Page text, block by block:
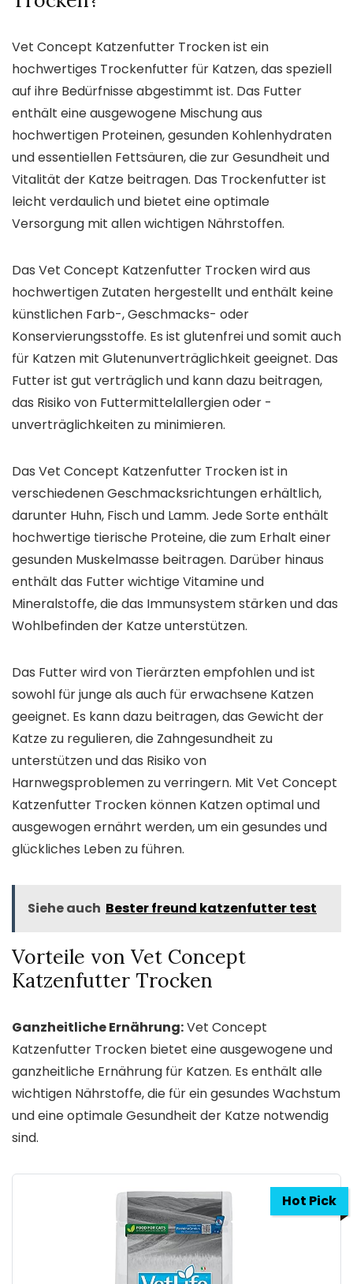
Vet Concept Katzenfutter Trocken ist ein
hochwertiges Trockenfutter für Katzen, das speziell
auf ihre Bedürfnisse abgestimmt ist. Das Futter
enthält eine ausgewogene Mischung aus
hochwertigen Proteinen, gesunden Kohlenhydraten
und essentiellen Fettsäuren, die zur Gesundheit und
Vitalität der Katze beitragen. Das Trockenfutter ist
leicht verdaulich und bietet eine optimale
Versorgung mit allen wichtigen Nährstoffen.
Das Vet Concept Katzenfutter Trocken wird aus
hochwertigen Zutaten hergestellt und enthält keine
künstlichen Farb-, Geschmacks- oder
Konservierungsstoffe. Es ist glutenfrei und somit auch
für Katzen mit Glutenunverträglichkeit geeignet. Das
Futter ist gut verträglich und kann dazu beitragen,
das Risiko von Futtermittelallergien oder -
unverträglichkeiten zu minimieren.
Das Vet Concept Katzenfutter Trocken ist in
verschiedenen Geschmacksrichtungen erhältlich,
darunter Huhn, Fisch und Lamm. Jede Sorte enthält
hochwertige tierische Proteine, die zum Erhalt einer
gesunden Muskelmasse beitragen. Darüber hinaus
enthält das Futter wichtige Vitamine und
Mineralstoffe, die das Immunsystem stärken und das
Wohlbefinden der Katze unterstützen.
Das Futter wird von Tierärzten empfohlen und ist
sowohl für junge als auch für erwachsene Katzen
geeignet. Es kann dazu beitragen, das Gewicht der
Katze zu regulieren, die Zahngesundheit zu
unterstützen und das Risiko von
Harnwegsproblemen zu verringern. Mit Vet Concept
Katzenfutter Trocken können Katzen optimal und
ausgewogen ernährt werden, um ein gesundes und
glückliches Leben zu führen.
Siehe auch Bester freund katzenfutter test
Vorteile von Vet Concept
Katzenfutter Trocken
Ganzheitliche Ernährung:Vet Concept
Katzenfutter Trocken bietet eine ausgewogene und
ganzheitliche Ernährung für Katzen. Es enthält alle
wichtigen Nährstoffe, die für ein gesundes Wachstum
und eine optimale Gesundheit der Katze notwendig
sind.
Hot Pick